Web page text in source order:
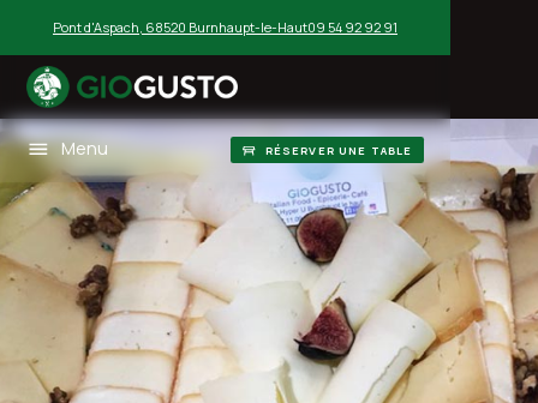
Pont d'Aspach, 68520 Burnhaupt-le-Haut09 54 92 92 91
Menu RÉSERVER UNE TABLE